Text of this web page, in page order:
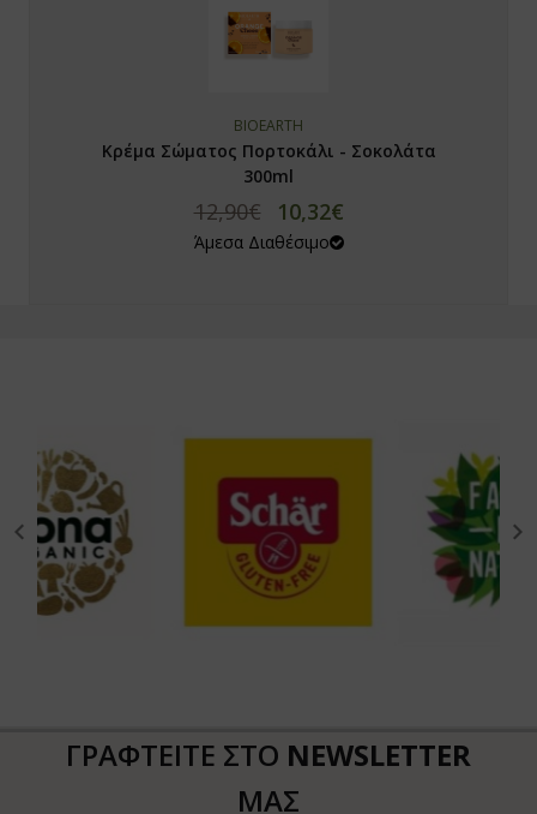
BIOEARTH
Κρέμα Σώματος Πορτοκάλι - Σοκολάτα
300ml
12,90€ 10,32€
Άμεσα Διαθέσιμο
ΓΡΑΦΤΕΙΤΕ ΣΤΟ NEWSLETTER
ΜΑΣ